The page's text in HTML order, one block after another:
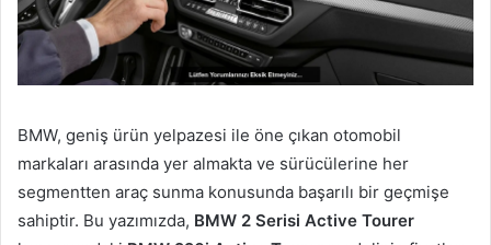
BMW, geniş ürün yelpazesi ile öne çıkan otomobil
markaları arasında yer almakta ve sürücülerine her
segmentten araç sunma konusunda başarılı bir geçmişe
sahiptir. Bu yazımızda, BMW 2 Serisi Active Tourer